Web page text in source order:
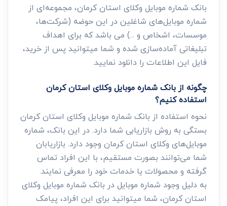
بانک شماره موبایل وکلای استان کرمان، مجموعه‌ای از
شماره موبایل‌های شاغلین در این حوضه (شرکت‌ها،
موسسات، اشخاص و ...) می باشد که برای اهداف
تبلیغاتی آماده‌سازی شده و شما میتوانید پس از خرید،
فایل این اطلاعات را دانلود نمایید.
چگونه از بانک شماره موبایل وکلای استان کرمان
استفاده کنیم؟
نحوه استفاده از بانک شماره موبایل وکلای استان کرمان
بستگی به روش بازاریابی شما دارد. در این بانک، شماره
موبایل‌های وکلای استان کرمان وجود دارد. بازاریابان
شما می‌توانند بصورت مستقیم، با این افراد تماس
گرفته و محصولات یا خدمات خود را معرفی نمایند.
به دلیل وجود شماره موبایل در بانک شماره موبایل وکلای
استان کرمان، شما میتوانید برای این افراد، پیامک